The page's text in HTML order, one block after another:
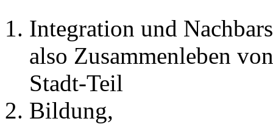
Integration und
also Zusammenleben
Stadt-Teil
Bildung,